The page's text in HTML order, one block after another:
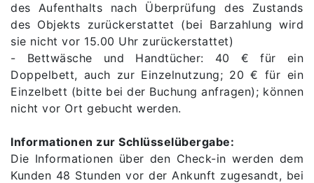
des Aufenthalts nach Überprüfung des Zustands
des Objekts zurückerstattet (bei Barzahlung wird
sie nicht vor 15.00 Uhr zurückerstattet)
- Bettwäsche und Handtücher: 40 € für ein
Doppelbett, auch zur Einzelnutzung; 20 € für ein
Einzelbett (bitte bei der Buchung anfragen); können
nicht vor Ort gebucht werden.
Informationen zur Schlüsselübergabe:
Die Informationen über den Check-in werden dem
Kunden 48 Stunden vor der Ankunft zugesandt, bei